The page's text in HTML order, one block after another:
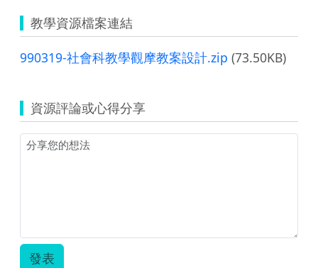
教學資源檔案連結
990319-社會科教學觀摩教案設計.zip (73.50KB)
資源評論或心得分享
發表